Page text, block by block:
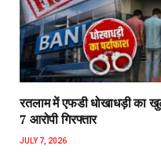
रतलाम में एफडी धोखाधड़ी का
7 आरोपी गिरफ्तार
JULY 7, 2026